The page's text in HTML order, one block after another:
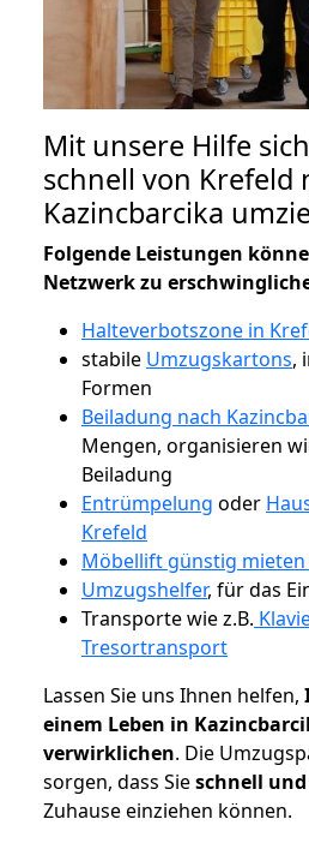
Mit unsere Hilfe
schnell von Krefeld
Kazincbarcika
Folgende Leistungen
Netzwerk zu
Halteverbotszone in
stabile Umzugskartons,
Formen
Beiladung nach
Mengen, organisieren
Beiladung
Entrümpelung oder
Krefeld
Möbellift günstig mieten
Umzugshelfer, für das
Transporte wie z.B.
Tresortransport
Lassen Sie uns Ihnen helfen,
einem Leben in
verwirklichen. Die
sorgen, dass Sieschnell
Zuhause einziehen können.